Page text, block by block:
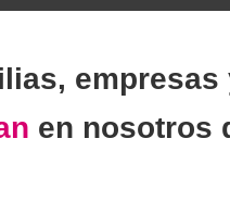
en nosotros